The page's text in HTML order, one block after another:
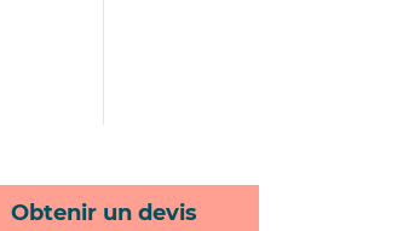
Obtenir un devis